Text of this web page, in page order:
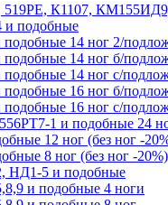
519РЕ, К1107,
подобные
подобные 14 ног 2/
подобные 14 ног б/
подобные 14 ног с/
подобные 16 ног б/
подобные 16 ног с/
1 и подобные 24
12 ног (без ног -
8 ног (без ног -20%)
НД1-5 и подобные
и подобные 4 ноги